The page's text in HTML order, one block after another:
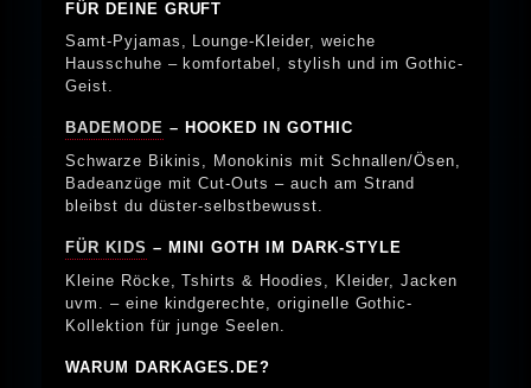
FÜR DEINE GRUFT
Samt-Pyjamas, Lounge-Kleider, weiche
Hausschuhe – komfortabel, stylish und im Gothic-
Geist.
BADEMODE – HOOKED IN GOTHIC
Schwarze Bikinis, Monokinis mit Schnallen/Ösen,
Badeanzüge mit Cut-Outs – auch am Strand
bleibst du düster-selbstbewusst.
FÜR KIDS – MINI GOTH IM DARK-STYLE
Kleine Röcke, Tshirts & Hoodies, Kleider, Jacken
uvm. – eine kindgerechte, originelle Gothic-
Kollektion für junge Seelen.
WARUM DARKAGES.DE?